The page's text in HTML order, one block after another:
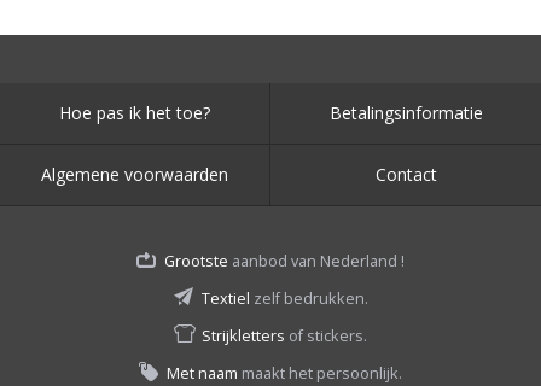
Hoe pas ik het toe? Betalingsinformatie
Algemene voorwaarden Contact
Grootste aanbod van Nederland !
Textiel zelf bedrukken.
Strijkletters of stickers.
Met naam maakt het persoonlijk.